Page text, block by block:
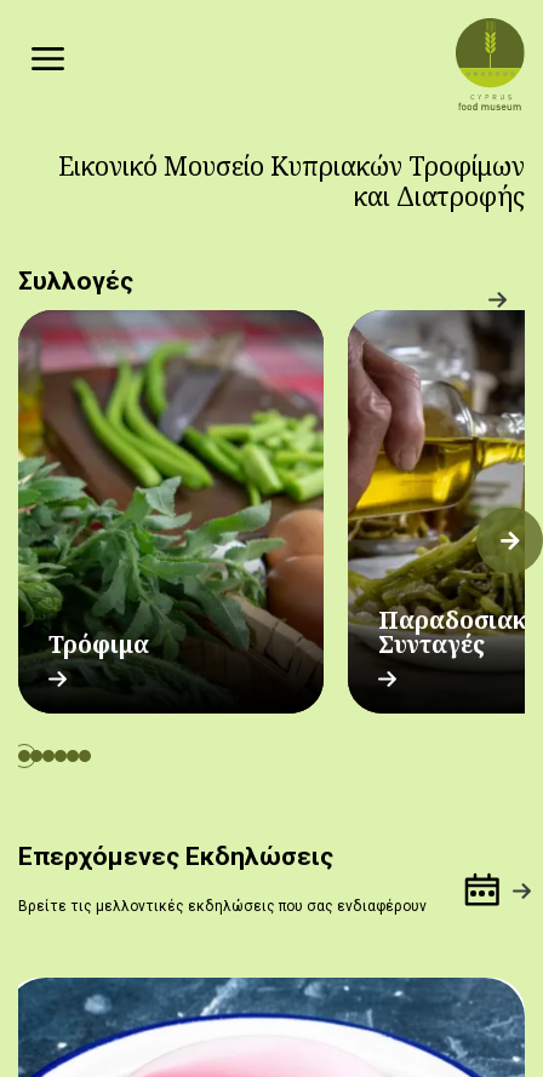
Εικονικό Μουσείο Κυπριακών Τροφίμων
και Διατροφής
Συλλογές
Τρόφιμα Συνταγές
Επερχόμενες Εκδηλώσεις
Βρείτε τις μελλοντικές εκδηλώσεις που σας ενδιαφέρουν